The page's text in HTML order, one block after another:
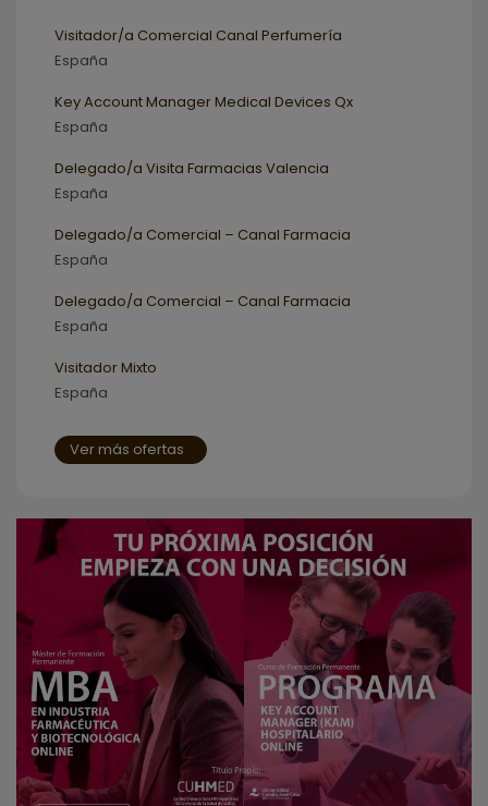
Visitador/a Comercial Canal Perfumería
España
Key Account Manager Medical Devices Qx
España
Delegado/a Visita Farmacias Valencia
España
Delegado/a Comercial – Canal Farmacia
España
Delegado/a Comercial – Canal Farmacia
España
Visitador Mixto
España
Ver más ofertas